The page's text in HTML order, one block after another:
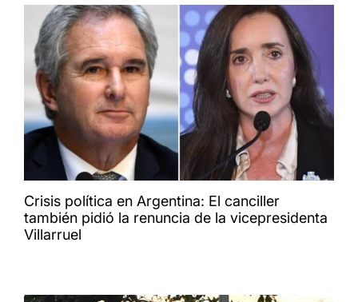
Crisis política en Argentina: El canciller
también pidió la renuncia de la vicepresidenta
Villarruel